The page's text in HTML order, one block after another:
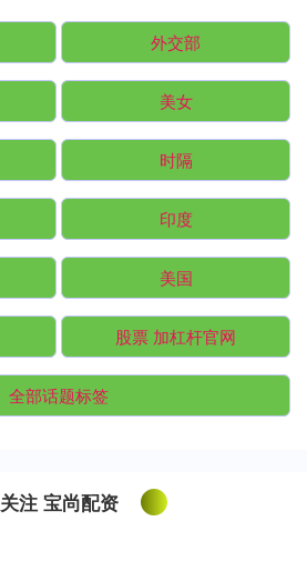
外交部
美女
时隔
印度
美国
股票 加杠杆官网
全部话题标签
关注 宝尚配资